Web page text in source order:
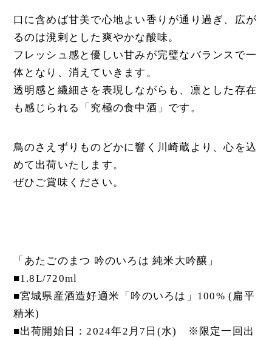
口に含めば甘美で心地よい香りが通り過ぎ、広が
るのは溌剌とした爽やかな酸味。
フレッシュ感と優しい甘みが完璧なバランスで一
体となり、消えていきます。
透明感と繊細さを表現しながらも、凛とした存在
も感じられる「究極の食中酒」です。
鳥のさえずりものどかに響く川崎蔵より、心を込
めて出荷いたします。
ぜひご賞味ください。
「あたごのまつ 吟のいろは 純米大吟醸」
■1.8L/720ml
■宮城県産酒造好適米「吟のいろは」100% (扁平
精米)
■出荷開始日：2024年2月7日(水) ※限定一回出